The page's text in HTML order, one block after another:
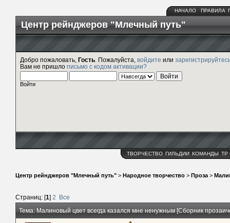
НАЧАЛО ПРАВИЛА
Центр рейнджеров "Млечный путь"
Добро пожаловать, Гость . Пожалуйста, войдите или
Вам не пришло письмо с кодом активации?
Войти
ТВОРЧЕСТВО ГИЛЬДИИ КОМАНДЫ ТР
Центр рейнджеров "Млечный путь" > Народное творчество > Проза >
Страниц: [1] 2
Все
Тема: Малиновый цвет всегда казался мне ненужным [Сборник